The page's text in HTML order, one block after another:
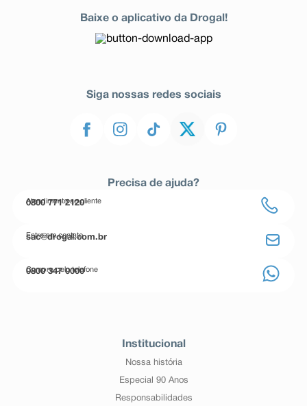
Baixe o aplicativo da Drogal!
Siga nossas redes sociais
Precisa de ajuda?
Atendimento ao cliente
0800 771 2120
Entre em contato
sac@drogal.com.br
Compre pelo telefone
0800 347 0000
Institucional
Nossa história
Especial 90 Anos
Responsabilidades